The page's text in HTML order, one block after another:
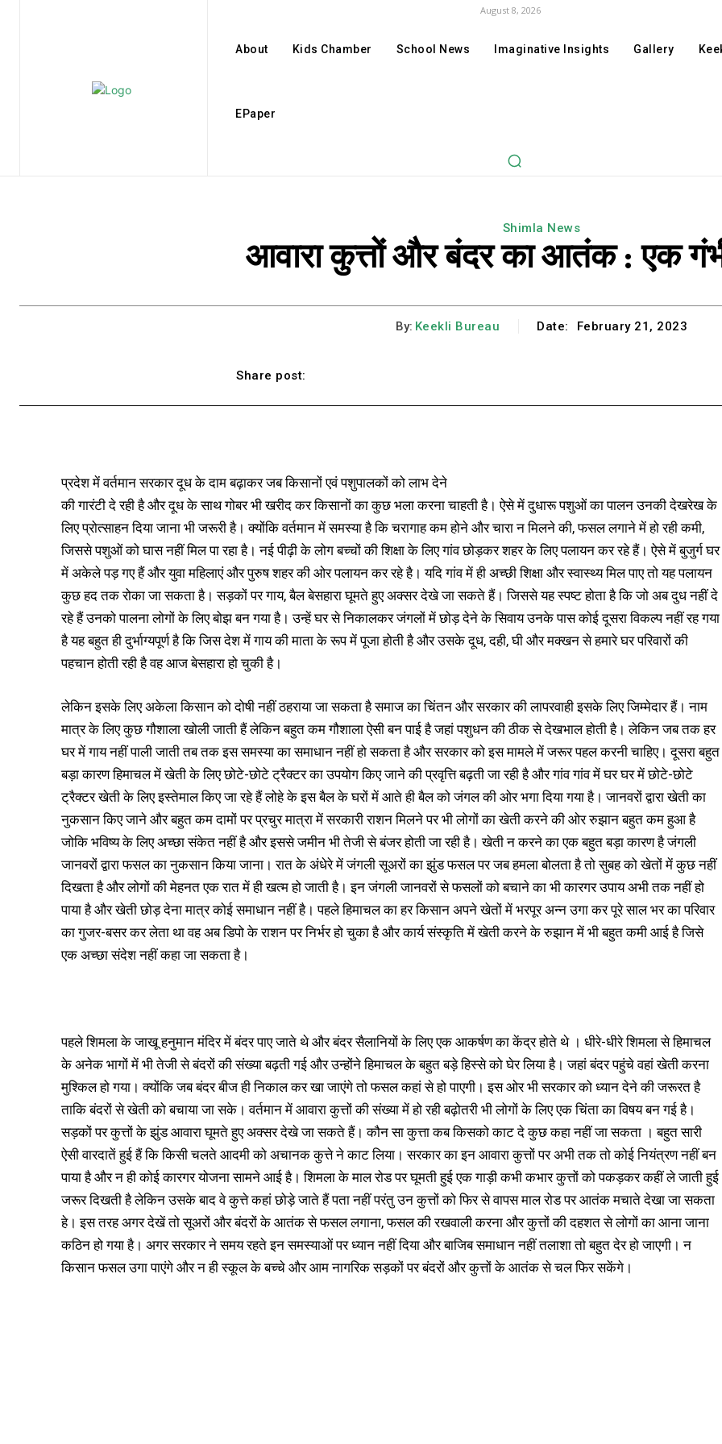
August 8, 2026
About Kids Chamber School News Imaginative Insights Gallery
EPaper
Shimla News
आवारा कुत्तों और बंदर का आतंक : एक
By: Keekli Bureau Date: February 21, 2023
Share post:
प्रदेश में वर्तमान सरकार दूध के दाम बढ़ाकर जब किसानों एवं पशुपालकों को लाभ देने
की गारंटी दे रही है और दूध के साथ गोबर भी खरीद कर किसानों का कुछ भला करना चाहती है। ऐसे में दुधारू पशुओं का पालन उनकी देखरेख के
लिए प्रोत्साहन दिया जाना भी जरूरी है। क्योंकि वर्तमान में समस्या है कि चरागाह कम होने और चारा न मिलने की, फसल लगाने में हो रही कमी,
जिससे पशुओं को घास नहीं मिल पा रहा है। नई पीढ़ी के लोग बच्चों की शिक्षा के लिए गांव छोड़कर शहर के लिए पलायन कर रहे हैं। ऐसे में बुजुर्ग घर
में अकेले पड़ गए हैं और युवा महिलाएं और पुरुष शहर की ओर पलायन कर रहे है। यदि गांव में ही अच्छी शिक्षा और स्वास्थ्य मिल पाए तो यह पलायन
कुछ हद तक रोका जा सकता है। सड़कों पर गाय, बैल बेसहारा घूमते हुए अक्सर देखे जा सकते हैं। जिससे यह स्पष्ट होता है कि जो अब दुध नहीं दे
रहे हैं उनको पालना लोगों के लिए बोझ बन गया है। उन्हें घर से निकालकर जंगलों में छोड़ देने के सिवाय उनके पास कोई दूसरा विकल्प नहीं रह गया
है यह बहुत ही दुर्भाग्यपूर्ण है कि जिस देश में गाय की माता के रूप में पूजा होती है और उसके दूध, दही, घी और मक्खन से हमारे घर परिवारों की
पहचान होती रही है वह आज बेसहारा हो चुकी है।
लेकिन इसके लिए अकेला किसान को दोषी नहीं ठहराया जा सकता है समाज का चिंतन और सरकार की लापरवाही इसके लिए जिम्मेदार हैं। नाम
मात्र के लिए कुछ गौशाला खोली जाती हैं लेकिन बहुत कम गौशाला ऐसी बन पाई है जहां पशुधन की ठीक से देखभाल होती है। लेकिन जब तक हर
घर में गाय नहीं पाली जाती तब तक इस समस्या का समाधान नहीं हो सकता है और सरकार को इस मामले में जरूर पहल करनी चाहिए। दूसरा बहुत
बड़ा कारण हिमाचल में खेती के लिए छोटे-छोटे ट्रैक्टर का उपयोग किए जाने की प्रवृत्ति बढ़ती जा रही है और गांव गांव में घर घर में छोटे-छोटे
ट्रैक्टर खेती के लिए इस्तेमाल किए जा रहे हैं लोहे के इस बैल के घरों में आते ही बैल को जंगल की ओर भगा दिया गया है। जानवरों द्वारा खेती का
नुकसान किए जाने और बहुत कम दामों पर प्रचुर मात्रा में सरकारी राशन मिलने पर भी लोगों का खेती करने की ओर रुझान बहुत कम हुआ है
जोकि भविष्य के लिए अच्छा संकेत नहीं है और इससे जमीन भी तेजी से बंजर होती जा रही है। खेती न करने का एक बहुत बड़ा कारण है जंगली
जानवरों द्वारा फसल का नुकसान किया जाना। रात के अंधेरे में जंगली सूअरों का झुंड फसल पर जब हमला बोलता है तो सुबह को खेतों में कुछ नहीं
दिखता है और लोगों की मेहनत एक रात में ही खत्म हो जाती है। इन जंगली जानवरों से फसलों को बचाने का भी कारगर उपाय अभी तक नहीं हो
पाया है और खेती छोड़ देना मात्र कोई समाधान नहीं है। पहले हिमाचल का हर किसान अपने खेतों में भरपूर अन्न उगा कर पूरे साल भर का परिवार
का गुजर-बसर कर लेता था वह अब डिपो के राशन पर निर्भर हो चुका है और कार्य संस्कृति में खेती करने के रुझान में भी बहुत कमी आई है जिसे
एक अच्छा संदेश नहीं कहा जा सकता है।
पहले शिमला के जाखू हनुमान मंदिर में बंदर पाए जाते थे और बंदर सैलानियों के लिए एक आकर्षण का केंद्र होते थे । धीरे-धीरे शिमला से हिमाचल
के अनेक भागों में भी तेजी से बंदरों की संख्या बढ़ती गई और उन्होंने हिमाचल के बहुत बड़े हिस्से को घेर लिया है। जहां बंदर पहुंचे वहां खेती करना
मुश्किल हो गया। क्योंकि जब बंदर बीज ही निकाल कर खा जाएंगे तो फसल कहां से हो पाएगी। इस ओर भी सरकार को ध्यान देने की जरूरत है
ताकि बंदरों से खेती को बचाया जा सके। वर्तमान में आवारा कुत्तों की संख्या में हो रही बढ़ोतरी भी लोगों के लिए एक चिंता का विषय बन गई है।
सड़कों पर कुत्तों के झुंड आवारा घूमते हुए अक्सर देखे जा सकते हैं। कौन सा कुत्ता कब किसको काट दे कुछ कहा नहीं जा सकता । बहुत सारी
ऐसी वारदातें हुई हैं कि किसी चलते आदमी को अचानक कुत्ते ने काट लिया। सरकार का इन आवारा कुत्तों पर अभी तक तो कोई नियंत्रण नहीं बन
पाया है और न ही कोई कारगर योजना सामने आई है। शिमला के माल रोड पर घूमती हुई एक गाड़ी कभी कभार कुत्तों को पकड़कर कहीं ले जाती हुई
जरूर दिखती है लेकिन उसके बाद वे कुत्ते कहां छोड़े जाते हैं पता नहीं परंतु उन कुत्तों को फिर से वापस माल रोड पर आतंक मचाते देखा जा सकता
हे। इस तरह अगर देखें तो सूअरों और बंदरों के आतंक से फसल लगाना, फसल की रखवाली करना और कुत्तों की दहशत से लोगों का आना जाना
कठिन हो गया है। अगर सरकार ने समय रहते इन समस्याओं पर ध्यान नहीं दिया और बाजिब समाधान नहीं तलाशा तो बहुत देर हो जाएगी। न
किसान फसल उगा पाएंगे और न ही स्कूल के बच्चे और आम नागरिक सड़कों पर बंदरों और कुत्तों के आतंक से चल फिर सकेंगे।